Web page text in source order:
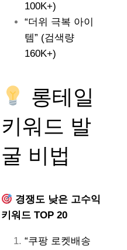
100K+)
“더위 극복 아이
템” (검색량
160K+)
롱테일
키워드 발
굴 비법
경쟁도 낮은 고수익
키워드 TOP 20
“쿠팡 로켓배송